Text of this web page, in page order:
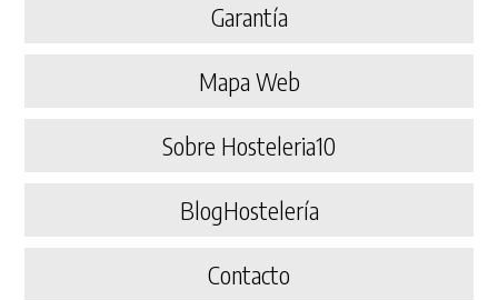
Garantía
Mapa Web
Sobre Hosteleria10
BlogHostelería
Contacto